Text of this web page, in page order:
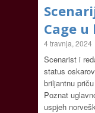
Cage
4 travnja, 2024
Scenarist i
status
briljantnu
Poznat
uspjeh